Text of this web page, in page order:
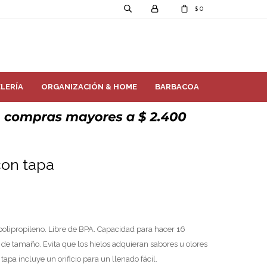
ORGANIZACIÓN & HOME BARBACOA
$ 0
tapa
Libre de BPA. Capacidad para hacer 16
tamaño. Evita que los hielos adquieran sabores u olores
incluye un orificio para un llenado fácil.